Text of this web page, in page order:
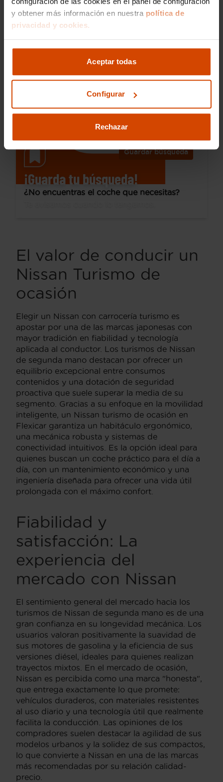
y obtener más información en nuestra política de
privacidad y cookies.
Aceptar todas
Configurar
Rechazar
Desde 218 € /mes*
Nissan Qashqai
dCi 150CV (110kW) N-CONNECTA
2019
101.940 km
Manual
Alzira
Guardar búsqueda
¡Guarda tu búsqueda!
¿No encuentras el coche que necesitas?
El valor de conducir un
Nissan Turismo de
ocasión
Elegir un Nissan con carrocería turismo es
apostar por una de las marcas japonesas con
mayor tradición en fiabilidad y tecnología
aplicada al conductor. Los turismos de Nissan
de segunda mano destacan por ofrecer un
equilibrio excepcional entre consumos
contenidos y una dotación de seguridad
proactiva que suele superar la media de su
segmento. Gracias a su enfoque en la movilidad
inteligente, un Nissan turismo de ocasión en
Flexicar garantiza un habitáculo ergonómico,
una mecánica robusta y sistemas de
conectividad intuitivos. Es la opción ideal para
quienes buscan un coche práctico para el día a
día, con un mantenimiento económico y una
ingeniería diseñada para ofrecer una vida útil
prolongada con el máximo confort.
Fiabilidad y
satisfacción: La
experiencia del
mercado con Nissan
El sentimiento general del mercado hacia los
turismos de Nissan de segunda mano es de una
gran confianza en su longevidad mecánica. Los
usuarios valoran positivamente la suavidad de
sus motores de gasolina y la eficiencia de sus
versiones diésel, ideales para quienes realizan
trayectos mixtos. En el mercado de ocasión,
Nissan es percibida como una marca "honesta",
que entrega exactamente lo que promete:
vehículos duraderos, con materiales resistentes
al uso diario y una tecnología útil que realmente
facilita la conducción. Las opiniones de los
compradores suelen destacar la agilidad de sus
modelos urbanos y la solidez de sus compactos,
lo que convierte a Nissan en una de las marcas
más recomendadas por su relación calidad-
precio.